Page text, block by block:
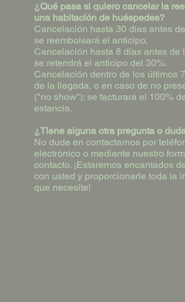
¿Qué pasa si quiero cancelar la
una habitación de huéspedes?
Cancelación hasta 30 días antes
se reembolsará el anticipo.
Cancelación hasta 8 días antes de
se retendrá el anticipo del 30%.
Cancelación dentro de los últimos
de la llegada, o en caso de no
("no show"): se facturará el 100%
estancia.
¿Tiene alguna otra pregunta o
No dude en contactarnos por
electrónico o mediante nuestro
contacto. ¡Estaremos encantados
con usted y proporcionarle toda la
que necesite!